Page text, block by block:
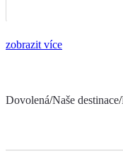
zobrazit více
Dovolená/Naše destinace/